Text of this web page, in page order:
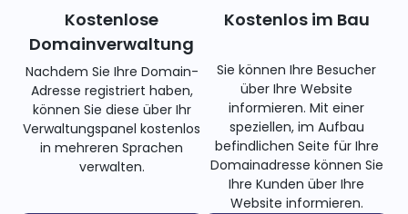
Kostenlose
Domainverwaltung
Nachdem Sie Ihre Domain-
Adresse registriert haben,
können Sie diese über Ihr
Verwaltungspanel kostenlos
in mehreren Sprachen
verwalten.
Kostenlos im Bau
Sie können Ihre Besucher
über Ihre Website
informieren. Mit einer
speziellen, im Aufbau
befindlichen Seite für Ihre
Domainadresse können Sie
Ihre Kunden über Ihre
Website informieren.